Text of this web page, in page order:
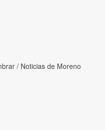
/ Noticias de Moreno